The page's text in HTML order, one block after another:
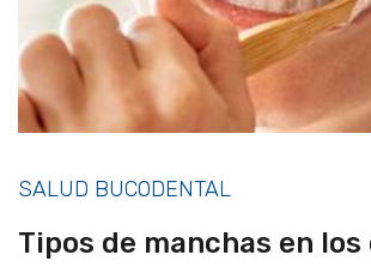
SALUD BUCODENTAL
Tipos de manchas en